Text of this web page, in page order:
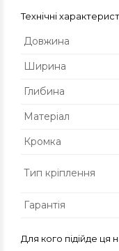
Технічні
Довжина
Ширина
Глибина
Матеріал
Кромка
Тип кріплення
Гарантія
Для кого підійде ця